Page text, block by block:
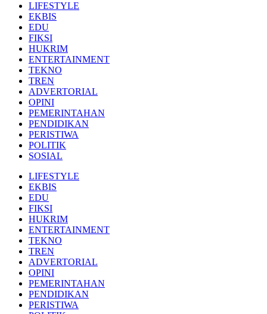
LIFESTYLE
EKBIS
EDU
FIKSI
HUKRIM
ENTERTAINMENT
TEKNO
TREN
ADVERTORIAL
OPINI
PEMERINTAHAN
PENDIDIKAN
PERISTIWA
POLITIK
SOSIAL
LIFESTYLE
EKBIS
EDU
FIKSI
HUKRIM
ENTERTAINMENT
TEKNO
TREN
ADVERTORIAL
OPINI
PEMERINTAHAN
PENDIDIKAN
PERISTIWA